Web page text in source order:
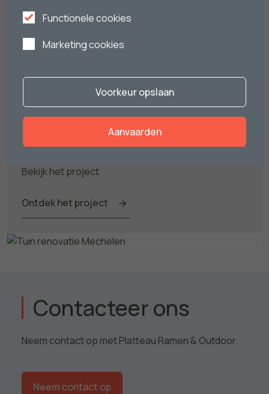
Nieuwbouw Ternat
Bekijk het project
Ontdek het project
Bekijk het project
Ontdek het project
Contacteer ons
Neem contact op met Platteau Ramen & Outdoor.
Neem contact op
Functionele cookies
Marketing cookies
Voorkeur opslaan
Aanvaarden